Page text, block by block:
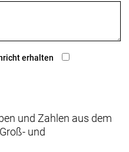
erhalten
und Zahlen aus dem
und